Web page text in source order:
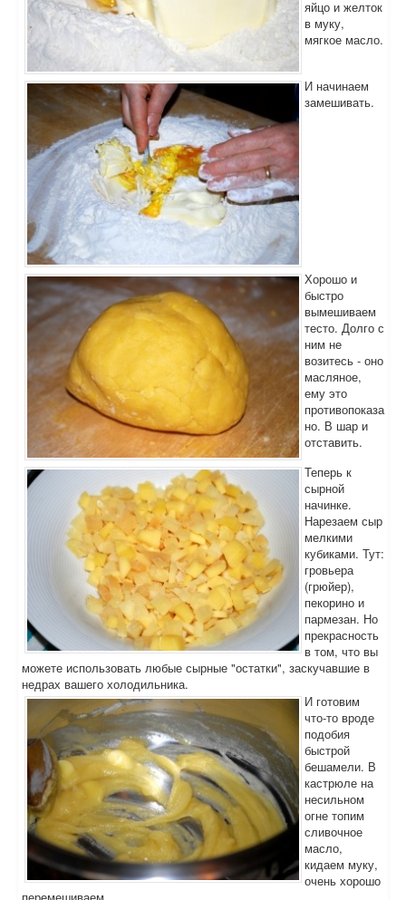
яйцо и желток
в муку,
мягкое масло.
И начинаем
замешивать.
Хорошо и
быстро
вымешиваем
тесто. Долго с
ним не
возитесь - оно
масляное,
ему это
противопоказа
но. В шар и
отставить.
Теперь к
сырной
начинке.
Нарезаем сыр
мелкими
кубиками. Тут:
гровьера
(грюйер),
пекорино и
пармезан. Но
прекрасность
в том, что вы
можете использовать любые сырные "остатки", заскучавшие в
недрах вашего холодильника.
И готовим
что-то вроде
подобия
быстрой
бешамели. В
кастрюле на
несильном
огне топим
сливочное
масло,
кидаем муку,
очень хорошо